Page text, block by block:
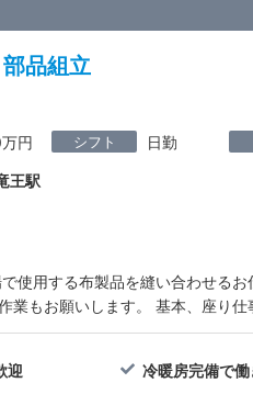
品組立
円 シフト 日勤
王駅
使用する布製品を縫い合わせる
もお願いします。 基本、座り仕
迎 冷暖房完備で